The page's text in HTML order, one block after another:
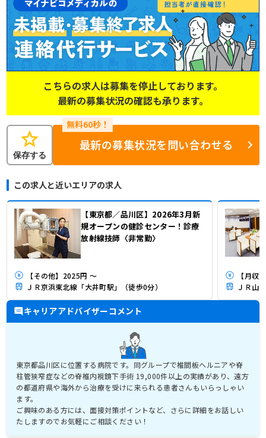
こちらの求人は募集を停止しております。
最新の募集状況の確認も承ります。
star
保存する
最新の募集状況を問い合わせる
この求人と近いエリアの求人
【東京都／品川区】2026年3月新
規オープンの健診センター！診療
放射線技師〈非常勤〉
【その他】2025円 ～
ＪＲ京浜東北線「大井町駅」（徒歩0分）
【月収
ＪＲ山
キャリアアドバイザーコメント
東京都品川区に位置する病院です。同グループで椎間板ヘルニアや脊
柱管狭窄症などの脊椎内視鏡下手術 19,000件以上の実績があり、遠方
の都道府県や海外から治療を受けに来られる患者さんもいらっしゃい
ます。
ご興味のある方には、面接対策ポイントなど、さらに詳細をお話しい
たしますのでお気軽にご相談ください！